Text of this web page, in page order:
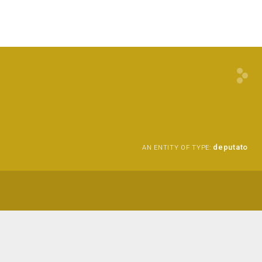
AN ENTITY OF TYPE: deputato